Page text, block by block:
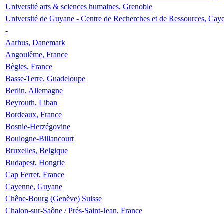
Université arts & sciences humaines, Grenoble
Université de Guyane - Centre de Recherches et de Ressources,
-
Aarhus, Danemark
Angoulême, France
Bègles, France
Basse-Terre, Guadeloupe
Berlin, Allemagne
Beyrouth, Liban
Bordeaux, France
Bosnie-Herzégovine
Boulogne-Billancourt
Bruxelles, Belgique
Budapest, Hongrie
Cap Ferret, France
Cayenne, Guyane
Chêne-Bourg (Genève) Suisse
Chalon-sur-Saône / Prés-Saint-Jean, France